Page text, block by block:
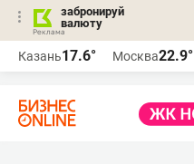
забронируй
валюту
Казань17.6° Москва22.9°